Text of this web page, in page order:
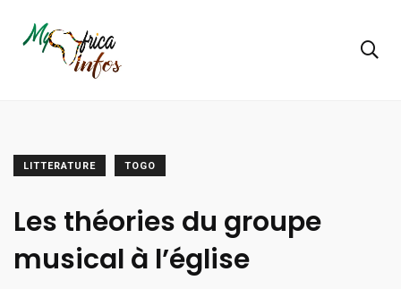
LITTERATURE TOGO
Les théories du groupe
musical à l’église